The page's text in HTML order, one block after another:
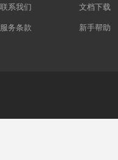
联系我们
服务条款
文档下载
新手帮助